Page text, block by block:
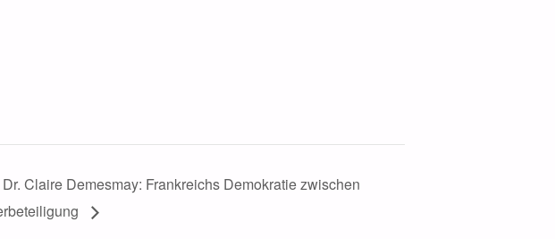
Claire Demesmay: Frankreichs Demokratie zwischen